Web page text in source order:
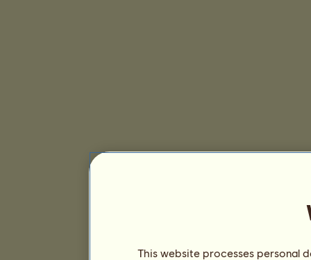
This website processes personal